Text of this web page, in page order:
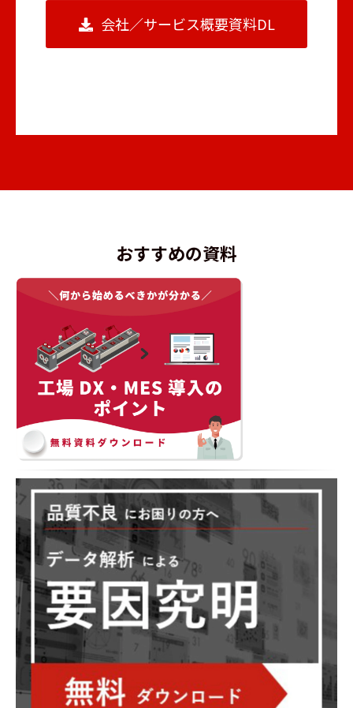
会社／サービス概要資料DL
おすすめの資料